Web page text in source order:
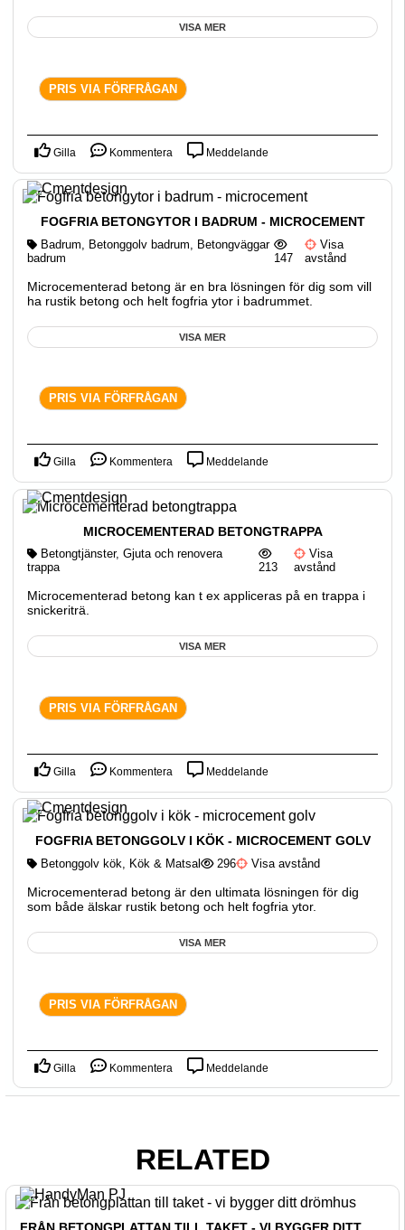
VISA MER
PRIS VIA FÖRFRÅGAN
Gilla Kommentera Meddelande
FOGFRIA BETONGYTOR I BADRUM - MICROCEMENT
Badrum Betonggolv badrum
Betongväggar
badrum
147
Visa
avstånd
Microcementerad betong är en bra lösningen för dig som vill
ha rustik betong och helt fogfria ytor i badrummet.
VISA MER
PRIS VIA FÖRFRÅGAN
Gilla Kommentera Meddelande
MICROCEMENTERAD BETONGTRAPPA
Betongtjänster,Gjuta och renovera
trappa
213
Visa
avstånd
Microcementerad betong kan t ex appliceras på en trappa i
snickeriträ.
VISA MER
PRIS VIA FÖRFRÅGAN
Gilla Kommentera Meddelande
FOGFRIA BETONGGOLV I KÖK - MICROCEMENT GOLV
Betonggolv kök Kök & Matsal 296 Visa avstånd
Microcementerad betong är den ultimata lösningen för dig
som både älskar rustik betong och helt fogfria ytor.
VISA MER
PRIS VIA FÖRFRÅGAN
Gilla Kommentera Meddelande
RELATED